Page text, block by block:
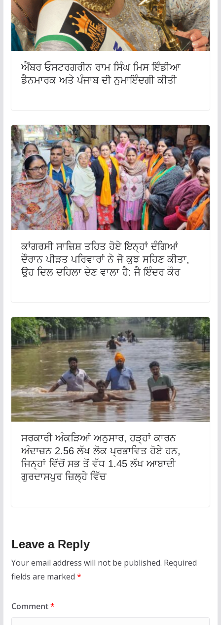
ਐਂਬਰ ਓਸਟਰਗਰੀਨ ਰਾਮ ਸਿੰਘ ਮਿਸ ਇੰਡੀਆ
ਡੈਨਮਾਰਕ ਅਤੇ ਪੰਜਾਬ ਦੀ ਨੁਮਾਇੰਦਗੀ ਕੀਤੀ
ਕਾਂਗਰਸੀ ਸਾਜ਼ਿਸ਼ ਤਹਿਤ ਹੋਏ ਇਨ੍ਹਾਂ ਦੰਗਿਆਂ
ਦੌਰਾਨ ਪੀੜਤ ਪਰਿਵਾਰਾਂ ਨੇ ਜੋ ਕੁਝ ਸਹਿਣ ਕੀਤਾ,
ਉਹ ਦਿਲ ਦਹਿਲਾ ਦੇਣ ਵਾਲਾ ਹੈ: ਜੈ ਇੰਦਰ ਕੌਰ
ਸਰਕਾਰੀ ਅੰਕੜਿਆਂ ਅਨੁਸਾਰ, ਹੜ੍ਹਾਂ ਕਾਰਨ
ਅੰਦਾਜ਼ਨ 2.56 ਲੱਖ ਲੋਕ ਪ੍ਰਭਾਵਿਤ ਹੋਏ ਹਨ,
ਜਿਨ੍ਹਾਂ ਵਿੱਚੋਂ ਸਭ ਤੋਂ ਵੱਧ 1.45 ਲੱਖ ਆਬਾਦੀ
ਗੁਰਦਾਸਪੁਰ ਜ਼ਿਲ੍ਹੇ ਵਿੱਚ
Leave a Reply
Your email address will not be published. Required
fields are marked *
Comment*